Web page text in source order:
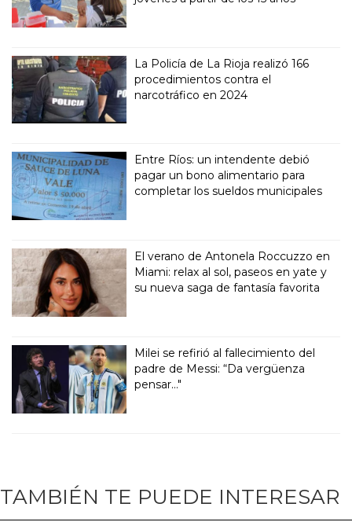
La Policía de La Rioja realizó 166
procedimientos contra el
narcotráfico en 2024
Entre Ríos: un intendente debió
pagar un bono alimentario para
completar los sueldos municipales
El verano de Antonela Roccuzzo en
Miami: relax al sol, paseos en yate y
su nueva saga de fantasía favorita
Milei se refirió al fallecimiento del
padre de Messi: “Da vergüenza
pensar..."
TAMBIÉN TE PUEDE INTERESAR